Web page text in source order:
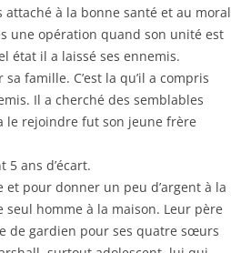
attaché à la bonne santé et au moral
une opération quand son unité est
état il a laissé ses ennemis.
famille. C’est la qu’il a compris
Il a cherché des semblables
le rejoindre fut son jeune frère
5 ans d’écart.
pour donner un peu d’argent à la
homme à la maison. Leur père
de gardien pour ses quatre sœurs